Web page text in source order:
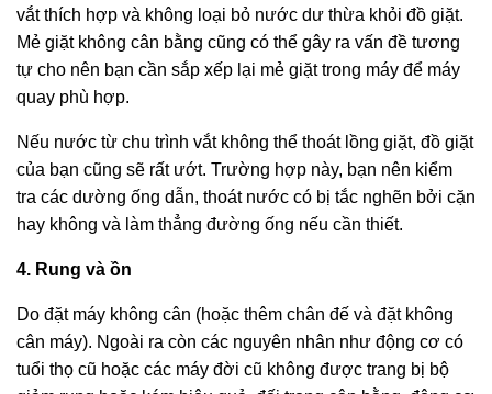
vắt thích hợp và không loại bỏ nước dư thừa khỏi đồ giặt.
Mẻ giặt không cân bằng cũng có thể gây ra vấn đề tương
tự cho nên bạn cần sắp xếp lại mẻ giặt trong máy để máy
quay phù hợp.
Nếu nước từ chu trình vắt không thể thoát lồng giặt, đồ giặt
của bạn cũng sẽ rất ướt. Trường hợp này, bạn nên kiểm
tra các dường ống dẫn, thoát nước có bị tắc nghẽn bởi cặn
hay không và làm thẳng đường ống nếu cần thiết.
4. Rung và ồn
Do đặt máy không cân (hoặc thêm chân đế và đặt không
cân máy). Ngoài ra còn các nguyên nhân như động cơ có
tuổi thọ cũ hoặc các máy đời cũ không được trang bị bộ